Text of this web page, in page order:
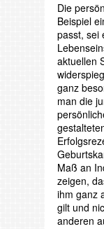
Die
Beispiel
passt, sei
aktuellen
ganz
man die
Maß an
zeigen,
ihm ganz
gilt und
anderen